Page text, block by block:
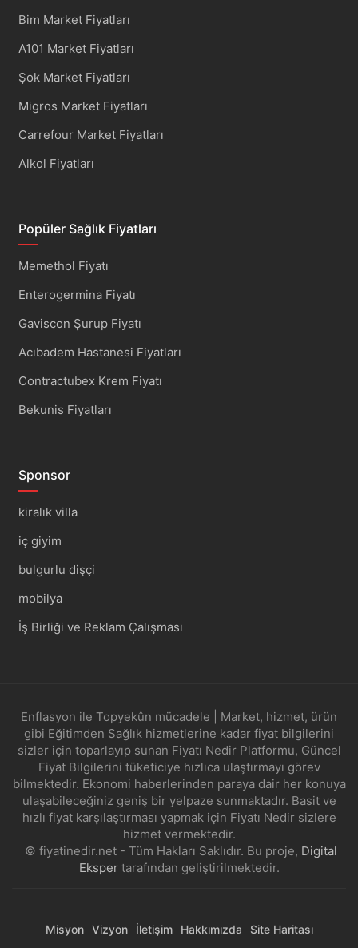
Bim Market Fiyatları
A101 Market Fiyatları
Şok Market Fiyatları
Migros Market Fiyatları
Carrefour Market Fiyatları
Alkol Fiyatları
Popüler Sağlık Fiyatları
Memethol Fiyatı
Enterogermina Fiyatı
Gaviscon Şurup Fiyatı
Acıbadem Hastanesi Fiyatları
Contractubex Krem Fiyatı
Bekunis Fiyatları
Sponsor
kiralık villa
iç giyim
bulgurlu dişçi
mobilya
İş Birliği ve Reklam Çalışması
Enflasyon ile Topyekûn mücadele | Market, hizmet, ürün
gibi Eğitimden Sağlık hizmetlerine kadar fiyat bilgilerini
sizler için toparlayıp sunan Fiyatı Nedir Platformu, Güncel
Fiyat Bilgilerini tüketiciye hızlıca ulaştırmayı görev
bilmektedir. Ekonomi haberlerinden paraya dair her konuya
ulaşabileceğiniz geniş bir yelpaze sunmaktadır. Basit ve
hızlı fiyat karşılaştırması yapmak için Fiyatı Nedir sizlere
hizmet vermektedir.
© fiyatinedir.net - Tüm Hakları Saklıdır. Bu proje, Digital
Ekspertarafından geliştirilmektedir.
Misyon Vizyon İletişim Hakkımızda
Site Haritası